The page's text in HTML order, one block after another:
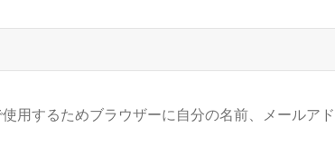
用するためブラウザーに自分の名前、メールア